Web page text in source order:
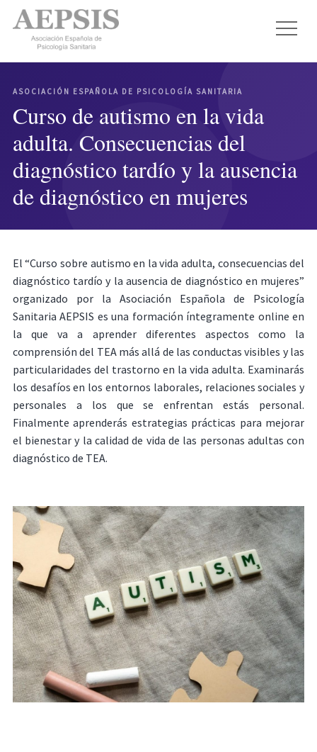
ASOCIACIÓN ESPAÑOLA DE PSICOLOGÍA SANITARIA
Curso de autismo en la vida
adulta. Consecuencias del
diagnóstico tardío y la ausencia
de diagnóstico en mujeres
El “Curso sobre autismo en la vida adulta, consecuencias del
diagnóstico tardío y la ausencia de diagnóstico en mujeres”
organizado por la Asociación Española de Psicología
Sanitaria AEPSIS es una formación íntegramente online en
la que va a aprender diferentes aspectos como la
comprensión del TEA más allá de las conductas visibles y las
particularidades del trastorno en la vida adulta. Examinarás
los desafíos en los entornos laborales, relaciones sociales y
personales a los que se enfrentan estás personal.
Finalmente aprenderás estrategias prácticas para mejorar
el bienestar y la calidad de vida de las personas adultas con
diagnóstico de TEA.